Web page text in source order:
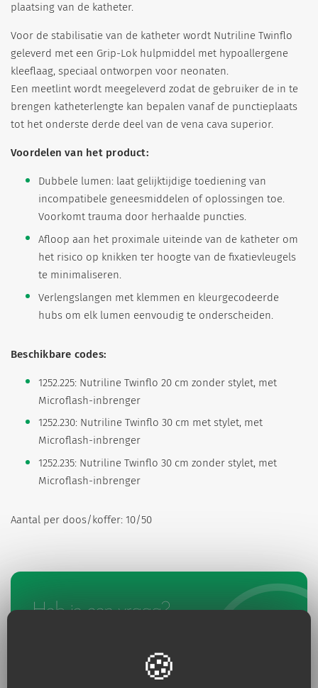
plaatsing van de katheter.
Voor de stabilisatie van de katheter wordt Nutriline Twinflo
geleverd met een Grip-Lok hulpmiddel met hypoallergene
kleeflaag, speciaal ontworpen voor neonaten.
Een meetlint wordt meegeleverd zodat de gebruiker de in te
brengen katheterlengte kan bepalen vanaf de punctieplaats
tot het onderste derde deel van de vena cava superior.
Voordelen van het product:
Dubbele lumen: laat gelijktijdige toediening van
incompatibele geneesmiddelen of oplossingen toe.
Voorkomt trauma door herhaalde puncties.
Afloop aan het proximale uiteinde van de katheter om
het risico op knikken ter hoogte van de fixatievleugels
te minimaliseren.
Verlengslangen met klemmen en kleurgecodeerde
hubs om elk lumen eenvoudig te onderscheiden.
Beschikbare codes:
1252.225: Nutriline Twinflo 20 cm zonder stylet, met
Microflash-inbrenger
1252.230: Nutriline Twinflo 30 cm met stylet, met
Microflash-inbrenger
1252.235: Nutriline Twinflo 30 cm zonder stylet, met
Microflash-inbrenger
Aantal per doos/koffer: 10/50
Heb je een vraag?
Neem contact met ons op